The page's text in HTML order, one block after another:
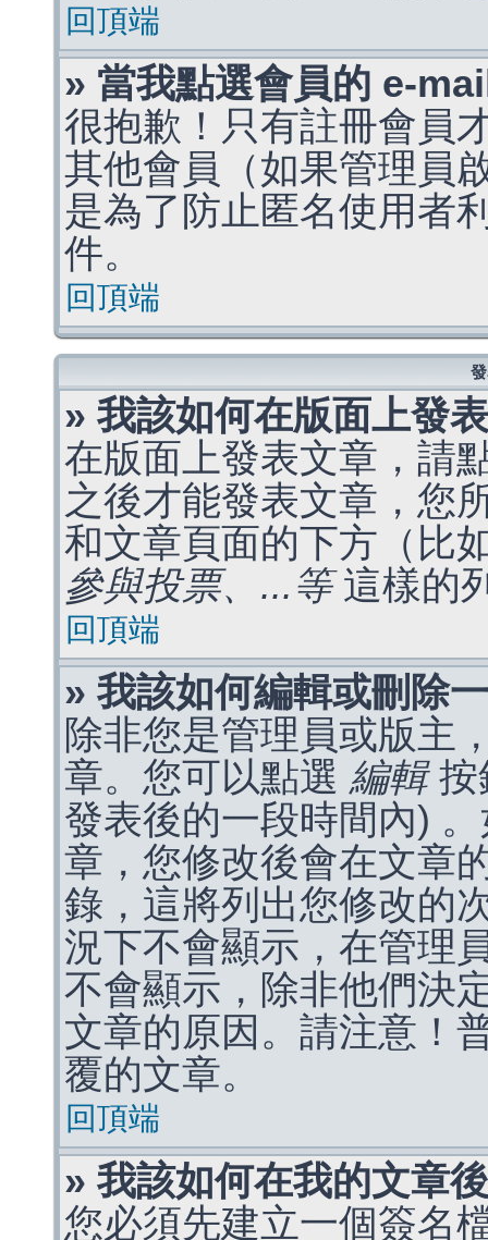
回頂端
» 當我點選會員的 e-
很抱歉！只有註冊會員
其他會員（如果管理員
是為了防止匿名使用者
件。
回頂端
» 我該如何在版面上發
在版面上發表文章，請
之後才能發表文章，您
和文章頁面的下方（比
參與投票、...等這樣的
回頂端
» 我該如何編輯或刪除
除非您是管理員或版主
章。您可以點選 編輯按
發表後的一段時間內)
章，您修改後會在文章
錄，這將列出您修改的
況下不會顯示，在管理
不會顯示，除非他們決
文章的原因。請注意！
覆的文章。
回頂端
» 我該如何在我的文章
您必須先建立一個簽名